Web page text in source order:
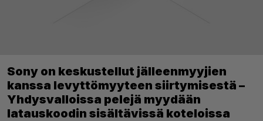
Sony on keskustellut jälleenmyyjien
kanssa levyttömyyteen siirtymisestä –
Yhdysvalloissa pelejä myydään
latauskoodin sisältävissä koteloissa